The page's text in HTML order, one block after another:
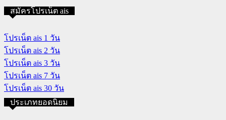
สมัครโปรเน็ต ais
โปรเน็ต ais 1 วัน
โปรเน็ต ais 2 วัน
โปรเน็ต ais 3 วัน
โปรเน็ต ais 7 วัน
โปรเน็ต ais 30 วัน
ประเภทยอดนิยม